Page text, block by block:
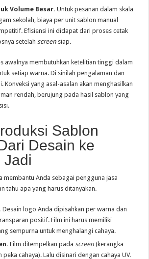
Volume Besar. Untuk pesanan dalam skala
sekolah, biaya per unit sablon manual
Efisiensi ini didapat dari proses cetak
setelah screen siap.
awalnya membutuhkan ketelitian tinggi dalam
setiap warna. Di sinilah pengalaman dan
Konveksi yang asal-asalan akan menghasilkan
rendah, berujung pada hasil sablon yang
Sablon
Desain ke
Jadi
membantu Anda sebagai pengguna jasa
tahu apa yang harus ditanyakan.
Desain logo Anda dipisahkan per warna dan
positif. Film ini harus memiliki
sempurna untuk menghalangi cahaya.
Film ditempelkan pada screen (kerangka
cahaya). Lalu disinari dengan cahaya UV.